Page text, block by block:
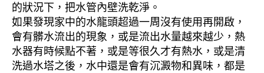
的狀況下，把水管內壁洗乾淨。
如果發現家中的水龍頭超過一周沒有使用再開啟，
會有髒水流出的現象，或是流出水量越來越少，熱
水器有時候點不著，或是等很久才有熱水，或是清
洗過水塔之後，水中還是會有沉澱物和異味，都是